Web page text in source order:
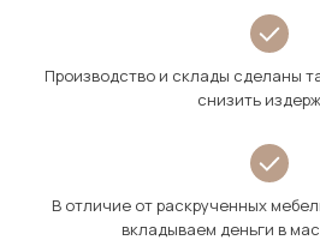
Производство и склады сделаны
снизить
В отличие от раскрученных
вкладываем деньги в